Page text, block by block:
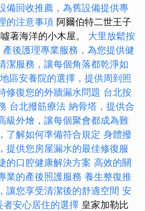
備回收推薦，為舊設備提供專
的注意事項 阿爾伯特二世王子
著海洋的小木屋。 大里放鬆按
產後護理專業服務，為您提供健
潔服務，讓每個角落都乾淨如
區安養院的選擇，提供周到照
修復您的外牆漏水問題 台北按
台北撥筋療法 納骨塔，提供合
級外燴，讓每個聚會都成為難
了解如何準備符合規定 身體撥
提供您房屋漏水的最佳修復服
的口腔健康解決方案 高效的關
業的產後照護服務 養生整復推
讓您享受清潔後的舒適空間 安
安心居住的選擇 皇家加勒比